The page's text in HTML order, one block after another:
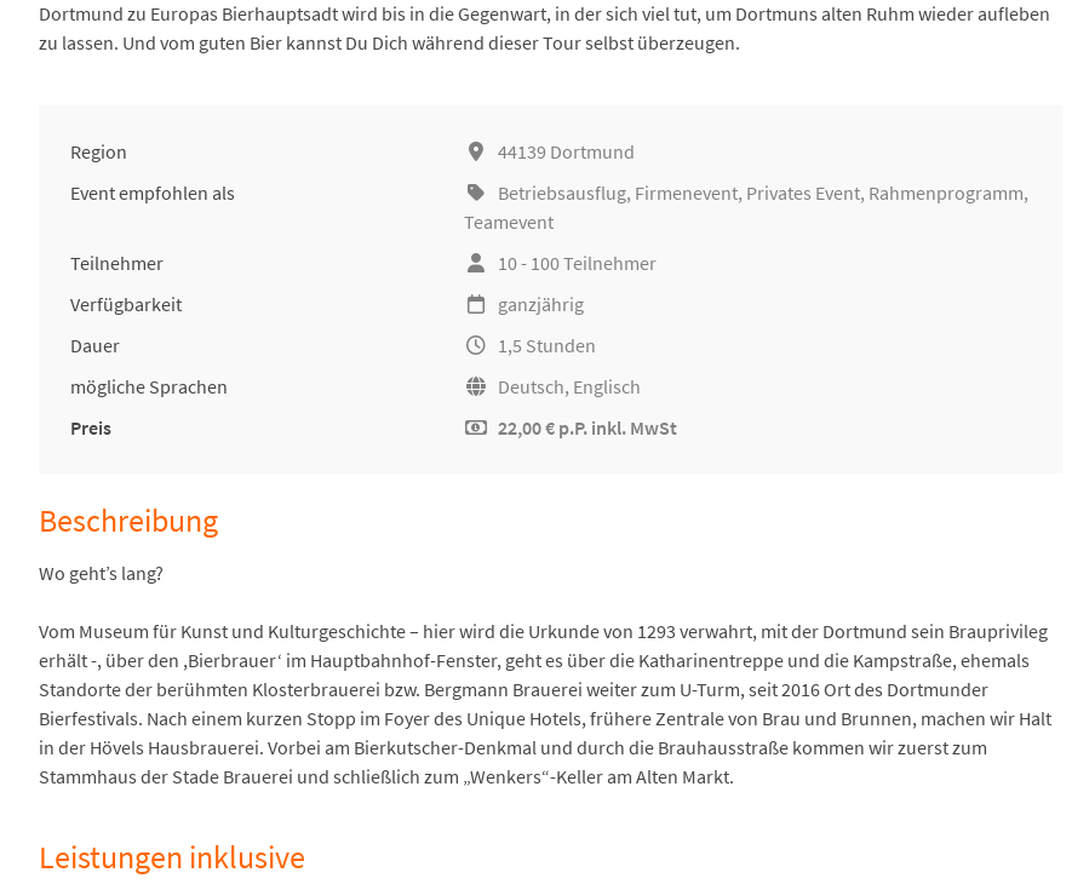
Dortmund zu Europas Bierhauptsadt wird bis in die Gegenwart, in der sich viel tut, um Dortmuns alten Ruhm wieder aufleben
zu lassen. Und vom guten Bier kannst Du Dich während dieser Tour selbst überzeugen.
Region
44139 Dortmund
Event empfohlen als
Betriebsausflug, Firmenevent, Privates Event, Rahmenprogramm,
Teamevent
Teilnehmer
10 - 100 Teilnehmer
Verfügbarkeit
ganzjährig
Dauer
1,5 Stunden
mögliche Sprachen
Deutsch, Englisch
Preis
22,00 € p.P. inkl. MwSt
Beschreibung
Wo geht’s lang?
Vom Museum für Kunst und Kulturgeschichte – hier wird die Urkunde von 1293 verwahrt, mit der Dortmund sein Brauprivileg
erhält -, über den ,Bierbrauer‘ im Hauptbahnhof-Fenster, geht es über die Katharinentreppe und die Kampstraße, ehemals
Standorte der berühmten Klosterbrauerei bzw. Bergmann Brauerei weiter zum U-Turm, seit 2016 Ort des Dortmunder
Bierfestivals. Nach einem kurzen Stopp im Foyer des Unique Hotels, frühere Zentrale von Brau und Brunnen, machen wir Halt
in der Hövels Hausbrauerei. Vorbei am Bierkutscher-Denkmal und durch die Brauhausstraße kommen wir zuerst zum
Stammhaus der Stade Brauerei und schließlich zum „Wenkers“-Keller am Alten Markt.
Leistungen inklusive